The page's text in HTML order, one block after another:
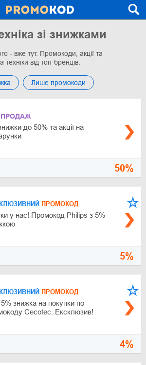
зі знижками
- вже тут. Промокоди, акції та
від топ-брендів.
Лише промокоди
до 50% та акції на
50%
ПРОМОКОД
у нас! Промокод Philips з 5%
5%
ПРОМОКОД
знижка на покупки по
Cecotec. Ексклюзив!
4%